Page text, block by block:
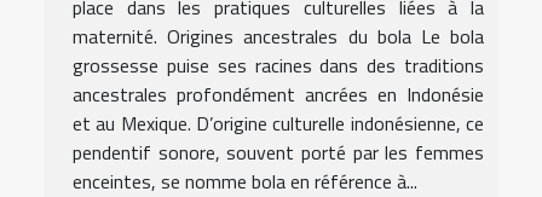
place dans les pratiques culturelles liées à la
maternité. Origines ancestrales du bola Le bola
grossesse puise ses racines dans des traditions
ancestrales profondément ancrées en Indonésie
et au Mexique. D’origine culturelle indonésienne, ce
pendentif sonore, souvent porté par les femmes
enceintes, se nomme bola en référence à...